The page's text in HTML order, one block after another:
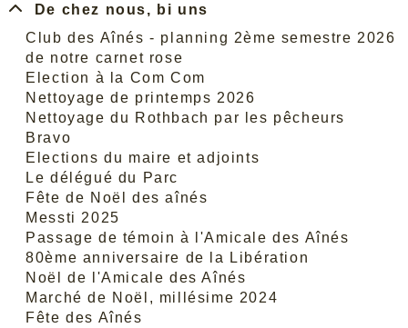
De chez nous, bi uns
Club des Aînés - planning 2ème semestre 2026
de notre carnet rose
Election à la Com Com
Nettoyage de printemps 2026
Nettoyage du Rothbach par les pêcheurs
Bravo
Elections du maire et adjoints
Le délégué du Parc
Fête de Noël des aînés
Messti 2025
Passage de témoin à l'Amicale des Aînés
80ème anniversaire de la Libération
Noël de l'Amicale des Aînés
Marché de Noël, millésime 2024
Fête des Aînés